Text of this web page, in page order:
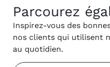
Parcourez
Inspirez-vous des
nos clients qui utilisent
au quotidien.